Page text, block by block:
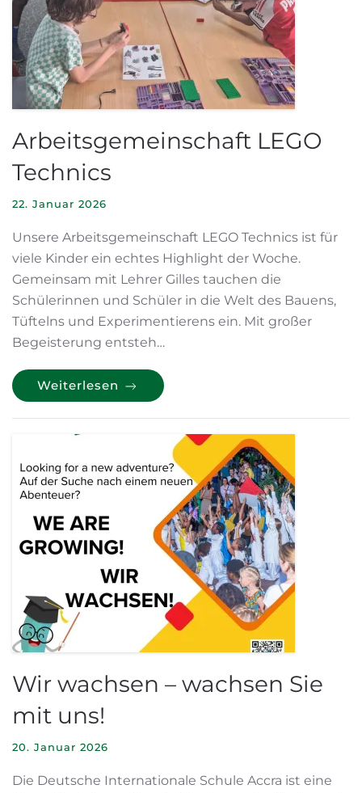
Arbeitsgemeinschaft LEGO
Technics
22. Januar 2026
Unsere Arbeitsgemeinschaft LEGO Technics ist für
viele Kinder ein echtes Highlight der Woche.
Gemeinsam mit Lehrer Gilles tauchen die
Schülerinnen und Schüler in die Welt des Bauens,
Tüftelns und Experimentierens ein. Mit großer
Begeisterung entsteh…
Weiterlesen
Wir wachsen – wachsen Sie
mit uns!
20. Januar 2026
Die Deutsche Internationale Schule Accra ist eine